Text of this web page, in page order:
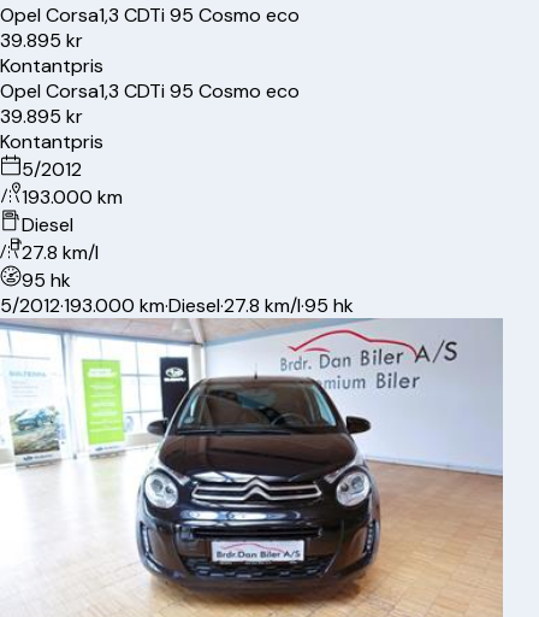
OpelCorsa1,3 CDTi 95 Cosmo eco
39.895 kr
Kontantpris
OpelCorsa1,3 CDTi 95 Cosmo eco
39.895 kr
Kontantpris
5/2012
193.000 km
Diesel
27.8 km/l
95 hk
5/2012·193.000 km·Diesel·27.8 km/l·95 hk